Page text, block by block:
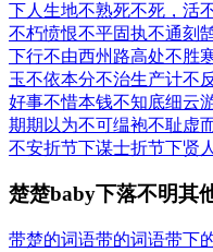
下人生地不熟死不死，活
不朽愤恨不平固执不通刻
下行不由西州路高处不胜
玉不依本分不治生产计不
好事不惜本钱不知底细云
期期以为不可缊袍不耻虚
不安折节下谋士折节下贤人
楚楚baby下落不明其
带楚的词语带的词语带下